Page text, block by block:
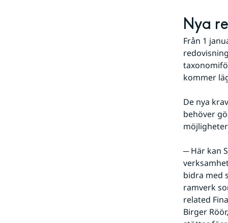
Nya
Från 1
kommer
De nya
behöver
─ Här kan
bidra med
ramverk
related
Birger